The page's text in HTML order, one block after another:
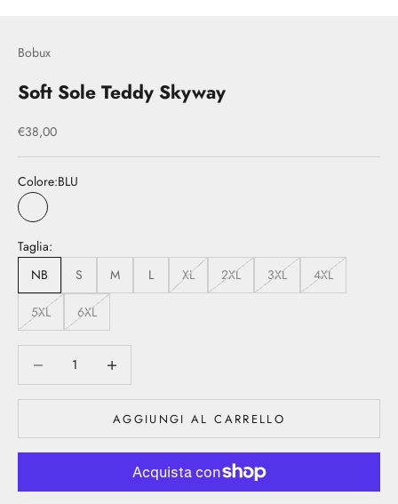
Bobux
Soft Sole Teddy Skyway
Prezzo scontato
€38,00
Colore:BLU
BLU
Taglia:
NB
S M L XL 2XL 3XL 4XL
5XL 6XL
AGGIUNGI AL CARRELLO